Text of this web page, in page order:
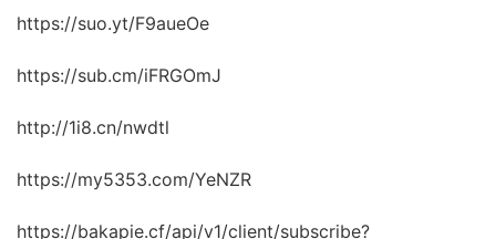
https://suo.yt/F9aueOe
https://sub.cm/iFRGOmJ
http://1i8.cn/nwdtl
https://my5353.com/YeNZR
https://bakapie.cf/api/v1/client/subscribe?